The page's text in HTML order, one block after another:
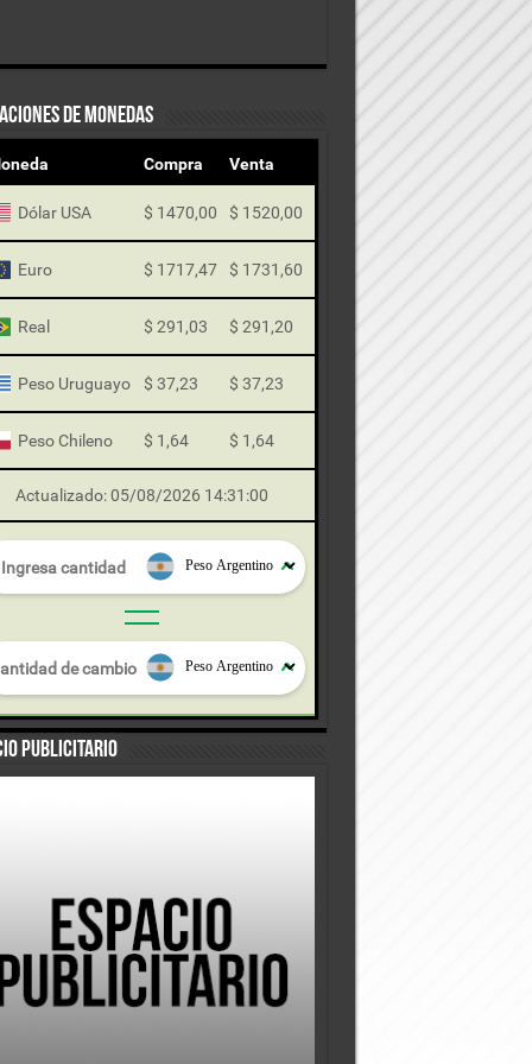
DE MONEDAS
Compra Venta
Dólar USA $ 1470,00 $ 1520,00
Euro $ 1717,47 $ 1731,60
Real $ 291,03 $ 291,20
Peso Uruguayo $ 37,23 $ 37,23
Peso Chileno $ 1,64 $ 1,64
Actualizado: 05/08/2026 14:31:00
Publicitario